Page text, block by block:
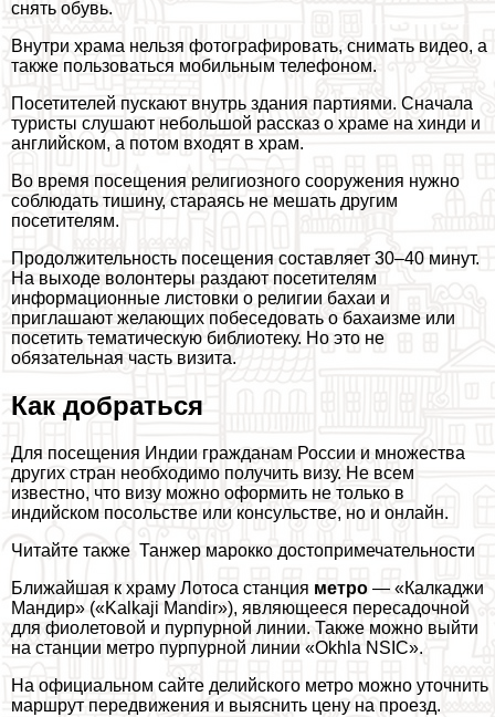
снять обувь.
Внутри храма нельзя фотографировать, снимать видео, а
также пользоваться мобильным телефоном.
Посетителей пускают внутрь здания партиями. Сначала
туристы слушают небольшой рассказ о храме на хинди и
английском, а потом входят в храм.
Во время посещения религиозного сооружения нужно
соблюдать тишину, стараясь не мешать другим
посетителям.
Продолжительность посещения составляет 30–40 минут.
На выходе волонтеры раздают посетителям
информационные листовки о религии бахаи и
приглашают желающих побеседовать о бахаизме или
посетить тематическую библиотеку. Но это не
обязательная часть визита.
Как добраться
Для посещения Индии гражданам России и множества
других стран необходимо получить визу. Не всем
известно, что визу можно оформить не только в
индийском посольстве или консульстве, но и онлайн.
Читайте также Танжер марокко достопримечательности
Ближайшая к храму Лотоса станция метро — «Калкаджи
Maндир» («Kalkaji Mandir»), являющееся пересадочной
для фиолетовой и пурпурной линии. Также можно выйти
на станции метро пурпурной линии «Okhla NSIC».
На официальном сайте делийского метро можно уточнить
маршрут передвижения и выяснить цену на проезд.